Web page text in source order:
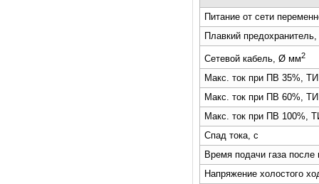
Питание от сети
Плавкий
Сетевой кабель, Ø мм2
Макс. ток при ПВ 35%,
Макс. ток при ПВ 60%,
Макс. ток при ПВ 100%,
Спад тока, с
Время подачи газа
Напряжение холостого